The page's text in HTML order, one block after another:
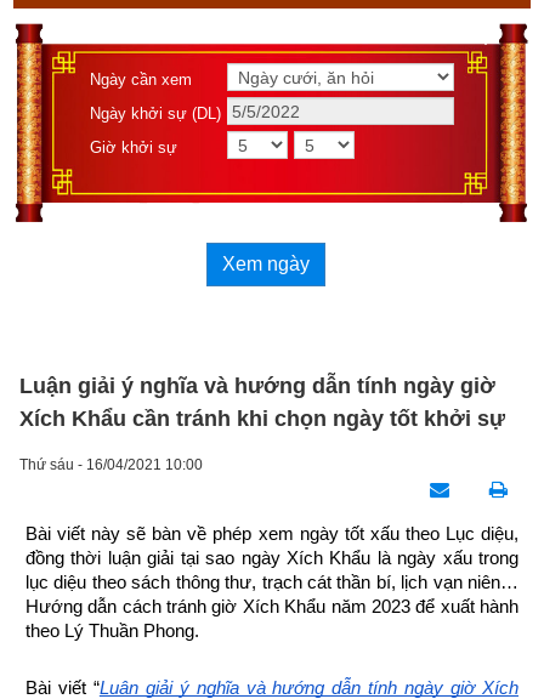
Ngày cần xem
Ngày khởi sự (DL)
Giờ khởi sự
Xem ngày
Luận giải ý nghĩa và hướng dẫn tính ngày giờ
Xích Khẩu cần tránh khi chọn ngày tốt khởi sự
Thứ sáu - 16/04/2021 10:00
Bài viết này sẽ bàn về phép xem ngày tốt xấu theo Lục diệu,
đồng thời luận giải tại sao ngày Xích Khẩu là ngày xấu trong
lục diệu theo sách thông thư, trạch cát thần bí, lịch vạn niên…
Hướng dẫn cách tránh giờ Xích Khẩu năm 2023 để xuất hành
theo Lý Thuần Phong.
Bài viết “Luận giải ý nghĩa và hướng dẫn tính ngày giờ Xích